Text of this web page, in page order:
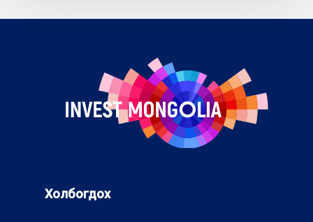
Холбогдох